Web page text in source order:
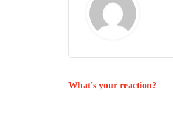
What's your reaction?